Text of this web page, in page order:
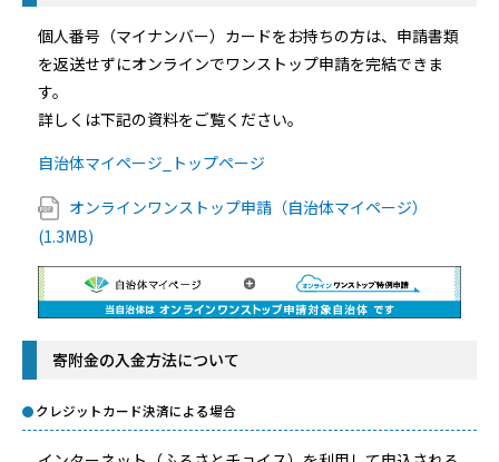
個人番号（マイナンバー）カードをお持ちの方は、申請書類
を返送せずにオンラインでワンストップ申請を完結できま
す。
詳しくは下記の資料をご覧ください。
自治体マイページ_トップページ
オンラインワンストップ申請（自治体マイページ）
(1.3MB)
寄附金の入金方法について
クレジットカード決済による場合